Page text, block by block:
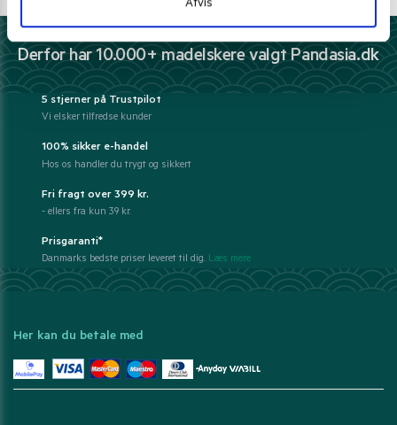
Afvis
Derfor har 10.000+ madelskere valgt Pandasia.dk
5 stjerner på Trustpilot
Vi elsker tilfredse kunder
100% sikker e-handel
Hos os handler du trygt og sikkert
Fri fragt over 399 kr.
- ellers fra kun 39 kr.
Prisgaranti*
Danmarks bedste priser leveret til dig. Læs mere
Her kan du betale med